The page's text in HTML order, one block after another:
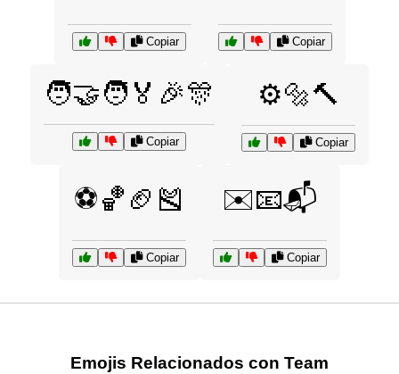
Copiar Copiar
🧑‍🤝‍🧑🏅🎉🎊
Copiar
⚙️🔩🔨
Copiar
⚽🏀🏈🎽
Copiar
✉️📧📬
Copiar
Emojis Relacionados con Team